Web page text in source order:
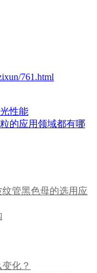
761.html
性能
的应用领域都有哪
管黑色母的选用应
化？